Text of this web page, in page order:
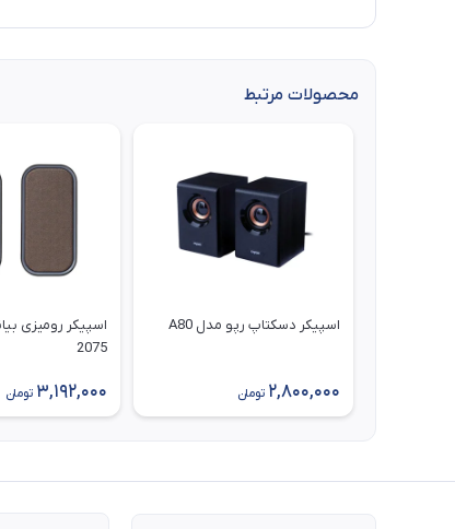
محصولات مرتبط
اسپیکر دسکتاپ رپو مدل A80
2,800,000 تومان
2075
3,192,000 تومان